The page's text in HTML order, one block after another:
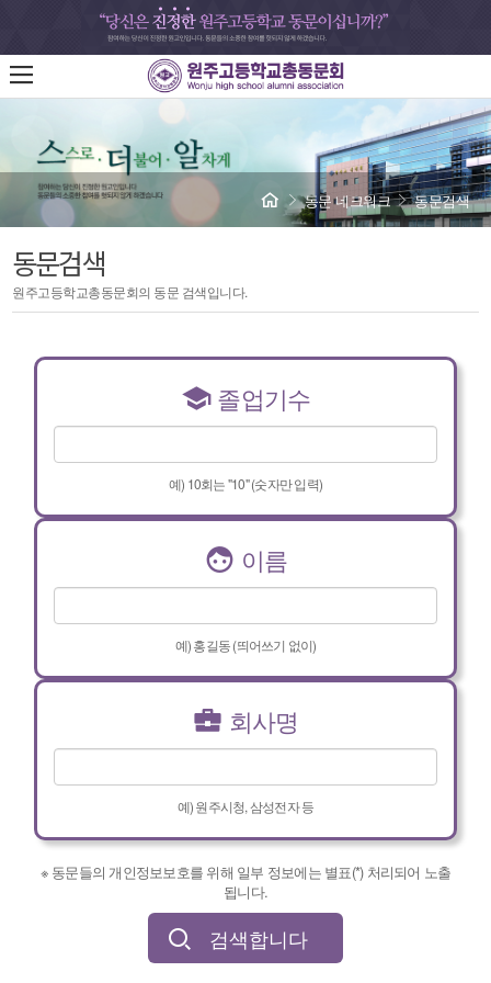
동문 네크워크 동문검색
동문검색
원주고등학교총동문회의 동문 검색입니다.
졸업기수
예) 10회는 "10" (숫자만 입력)
이름
예) 홍길동 (띄어쓰기 없이)
회사명
예) 원주시청, 삼성전자 등
※ 동문들의 개인정보보호를 위해 일부 정보에는 별표(*) 처리되어 노출
됩니다.
검색합니다